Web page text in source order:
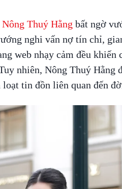
Nông Thuý Hằng bất ngờ
nghi vấn nợ tín chỉ,
web nhạy cảm đều khiến
nhiên, Nông Thuý Hằng
tin đồn liên quan đến